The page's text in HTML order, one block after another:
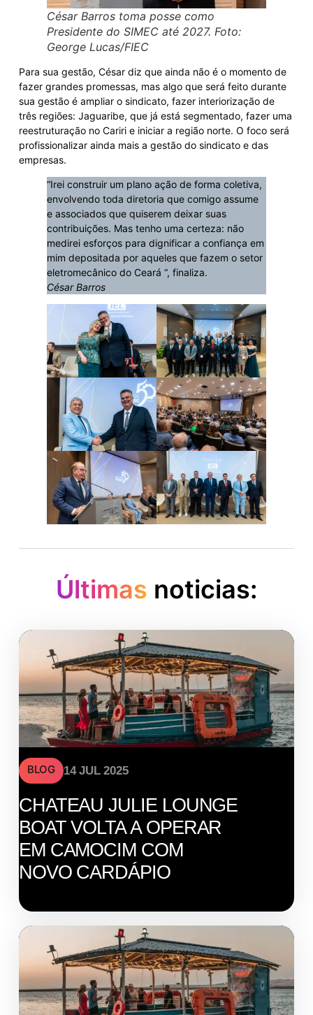
César Barros toma posse como
Presidente do SIMEC até 2027. Foto:
George Lucas/FIEC
Para sua gestão, César diz que ainda não é o momento de
fazer grandes promessas, mas algo que será feito durante
sua gestão é ampliar o sindicato, fazer interiorização de
três regiões: Jaguaribe, que já está segmentado, fazer uma
reestruturação no Cariri e iniciar a região norte. O foco será
profissionalizar ainda mais a gestão do sindicato e das
empresas.
“Irei construir um plano ação de forma coletiva,
envolvendo toda diretoria que comigo assume
e associados que quiserem deixar suas
contribuições. Mas tenho uma certeza: não
medirei esforços para dignificar a confiança em
mim depositada por aqueles que fazem o setor
eletromecânico do Ceará “, finaliza.
César Barros
Últimas noticias:
BLOG 14 JUL 2025
CHATEAU JULIE LOUNGE
BOAT VOLTA A OPERAR
EM CAMOCIM COM
NOVO CARDÁPIO